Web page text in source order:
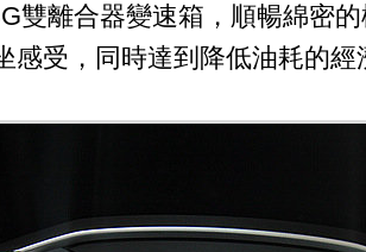
雙離合器變速箱，順暢綿密
感受，同時達到降低油耗的經